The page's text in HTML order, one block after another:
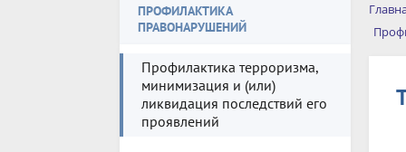
ПРОФИЛАКТИКА
ПРАВОНАРУШЕНИЙ
Профилактика терроризма,
минимизация и (или)
ликвидация последствий его
проявлений